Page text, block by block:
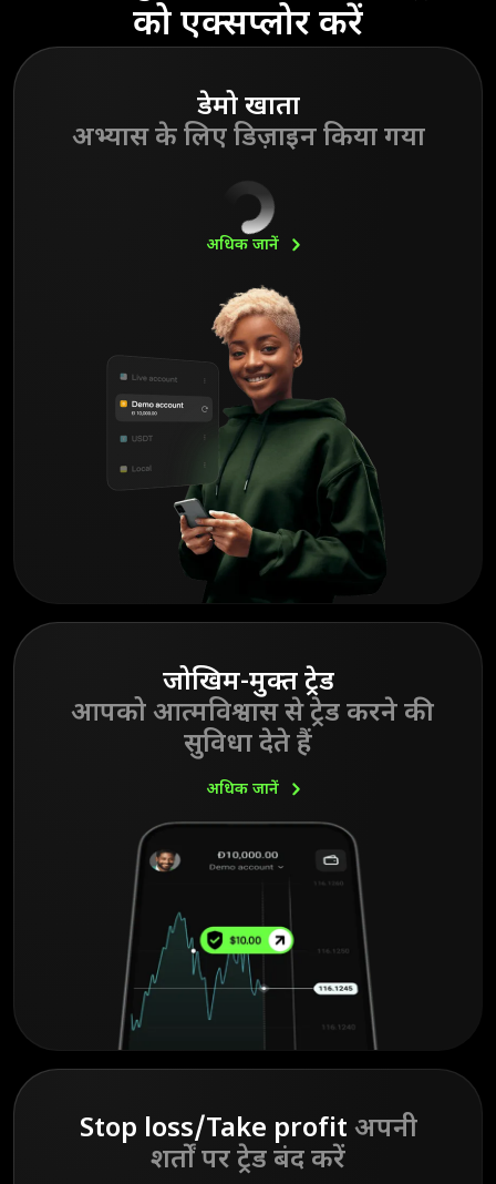
को एक्सप्लोर करें
डेमो खाता
अभ्यास के लिए डिज़ाइन किया गया
अधिक जानें
जोखिम-मुक्त ट्रेड
आपको आत्मविश्वास से ट्रेड करने की
सुविधा देते हैं
अधिक जानें
Stop loss/Take profit अपनी
शर्तों पर ट्रेड बंद करें